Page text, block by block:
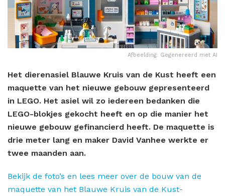
Afbeelding: Gegenereerd met AI
Het dierenasiel Blauwe Kruis van de Kust heeft een
maquette van het nieuwe gebouw gepresenteerd
in LEGO. Het asiel wil zo iedereen bedanken die
LEGO-blokjes gekocht heeft en op die manier het
nieuwe gebouw gefinancierd heeft. De maquette is
drie meter lang en maker David Vanhee werkte er
twee maanden aan.
Bekijk de foto’s en lees meer over de bouw van de
maquette van het Blauwe Kruis van de Kust-